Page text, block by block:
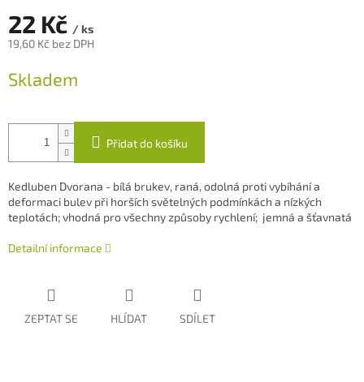
22 Kč / ks
19,60 Kč bez DPH
cena:
Skladem
Přidat do košíku
Kedluben Dvorana - bílá brukev, raná, odolná proti vybíhání a
deformaci bulev při horších světelných podmínkách a nízkých
teplotách; vhodná pro všechny způsoby rychlení; jemná a šťavnatá
Detailní informace
ZEPTAT SE HLÍDAT SDÍLET